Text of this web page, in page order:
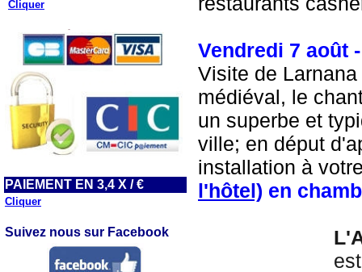
Cliquer
PAIEMENT EN 3,4 X / €
Cliquer
Suivez nous sur Facebook
Vendredi 7 août
Visite de
médiéval, le
un superbe et
ville; en déput
installation à
l'hôtel) en